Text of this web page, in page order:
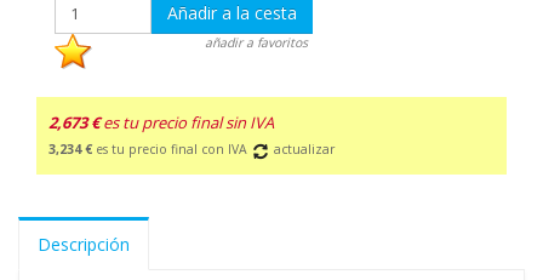
Añadir a la cesta
añadir a favoritos
2,673 € es tu precio final sin IVA
3,234 € es tu precio final con IVA actualizar
Descripción